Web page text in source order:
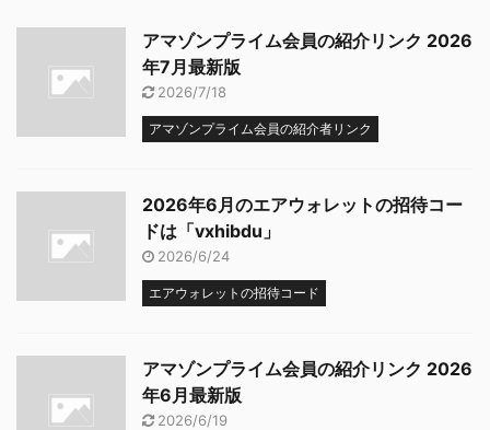
アマゾンプライム会員の紹介リンク 2026
年7月最新版
2026/7/18
アマゾンプライム会員の紹介者リンク
2026年6月のエアウォレットの招待コー
ドは「vxhibdu」
2026/6/24
エアウォレットの招待コード
アマゾンプライム会員の紹介リンク 2026
年6月最新版
2026/6/19